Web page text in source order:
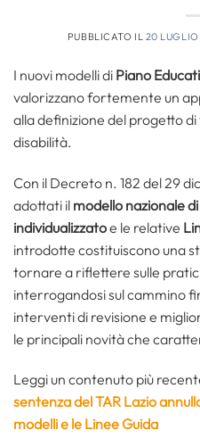
PUBBLICATO IL 20 LUGLIO
I nuovi modelli di Piano
valorizzano fortemente un
alla definizione del progetto
disabilità.
Con il Decreto n. 182 del 29
adottati il modello nazionale
individualizzatoe le relative
introdotte costituiscono una
tornare a riflettere sulle
interrogandosi sul cammino
interventi di revisione e
le principali novità che
Leggi un contenuto più
sentenza del TAR Lazio
modelli e le Linee Guida